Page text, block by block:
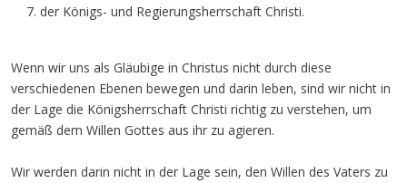
der Königs- und Regierungsherrschaft Christi.
Wenn wir uns als Gläubige in Christus nicht durch diese
verschiedenen Ebenen bewegen und darin leben, sind wir nicht in
der Lage die Königsherrschaft Christi richtig zu verstehen, um
gemäß dem Willen Gottes aus ihr zu agieren.
Wir werden darin nicht in der Lage sein, den Willen des Vaters zu